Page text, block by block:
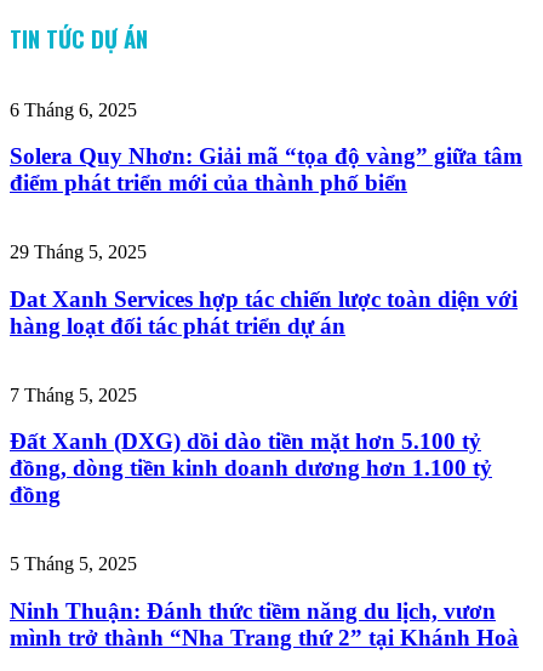
TIN TỨC DỰ ÁN
6 Tháng 6, 2025
Solera Quy Nhơn: Giải mã “tọa độ vàng” giữa tâm
điểm phát triển mới của thành phố biển
29 Tháng 5, 2025
Dat Xanh Services hợp tác chiến lược toàn diện với
hàng loạt đối tác phát triển dự án
7 Tháng 5, 2025
Đất Xanh (DXG) dồi dào tiền mặt hơn 5.100 tỷ
đồng, dòng tiền kinh doanh dương hơn 1.100 tỷ
đồng
5 Tháng 5, 2025
Ninh Thuận: Đánh thức tiềm năng du lịch, vươn
mình trở thành “Nha Trang thứ 2” tại Khánh Hoà